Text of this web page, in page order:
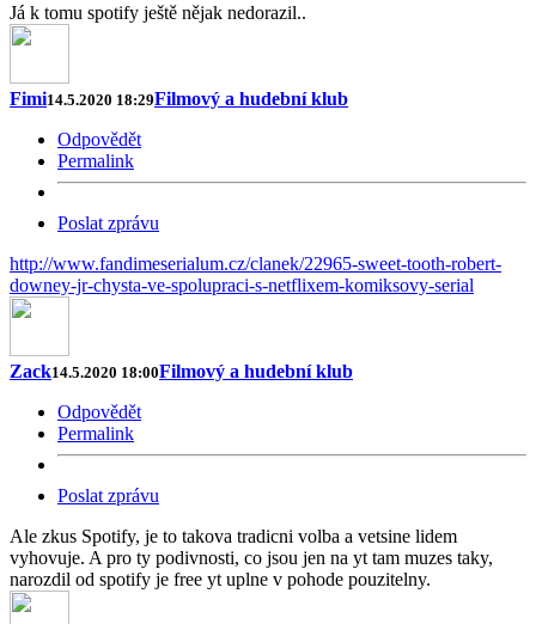
Já k tomu spotify ještě nějak nedorazil..
Fimi14.5.2020 18:29Filmový a hudební klub
Odpovědět
Permalink
Poslat zprávu
http://www.fandimeserialum.cz/clanek/22965-sweet-tooth-robert-
downey-jr-chysta-ve-spolupraci-s-netflixem-komiksovy-serial
Zack14.5.2020 18:00Filmový a hudební klub
Odpovědět
Permalink
Poslat zprávu
Ale zkus Spotify, je to takova tradicni volba a vetsine lidem
vyhovuje. A pro ty podivnosti, co jsou jen na yt tam muzes taky,
narozdil od spotify je free yt uplne v pohode pouzitelny.